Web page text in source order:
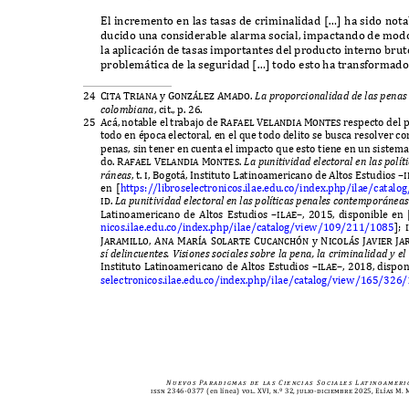
El incremento en las tasas de criminalidad […]ha sido
ducido una considerable alarma social,impactando de
la aplicación de tasas importantes del producto interno
problemática de la seguridad […]todo esto ha
24 Cita Triana y González Amado. La proporcionalidad delas penas
colombiana, cit.,p. 26.
25 Acá,notable el trabajo deRafael Velandia Montesrespecto del
todo en época electoral, en el que todo delito se busca resolver
penas, sin tener en cuenta el impacto que esto tiene en un
do. Rafael Velandia Montes. La punitividad electoralen las polít
ráneas,t. i, Bogotá, InstitutoLatinoamericano de AltosEstudios
en [https://libroselectronicos.ilae.edu.co/index.php /ilae/catalog
id. Lapunitividad electoralen laspolíticaspenales contemporáneas
Latinoamericano de Altos Estudios–ilae–, 2015, disponible en
nicos.ilae.edu.co /index.php/ilae/catalog/view/109/211/1085];
Jaramillo, Ana María Solarte Cucanchón yNicolás Javier
sídelincuentes. Visiones sociales sobre la pena,la criminalidady el
Instituto Latinoamericano deAltos Estudios –ilae–, 2018,
selectronicos.ilae.edu.co /index.php/ilae/catalog/view/165/326/
N u e v o s Pa r a d i g m a s d e l a s C i e n c i a s S o c i a l e s L at i n o a m e r i
issn 2346-0377(en línea) vol. XVI, n.º 32, julio-diciembre 2025, Elías M.